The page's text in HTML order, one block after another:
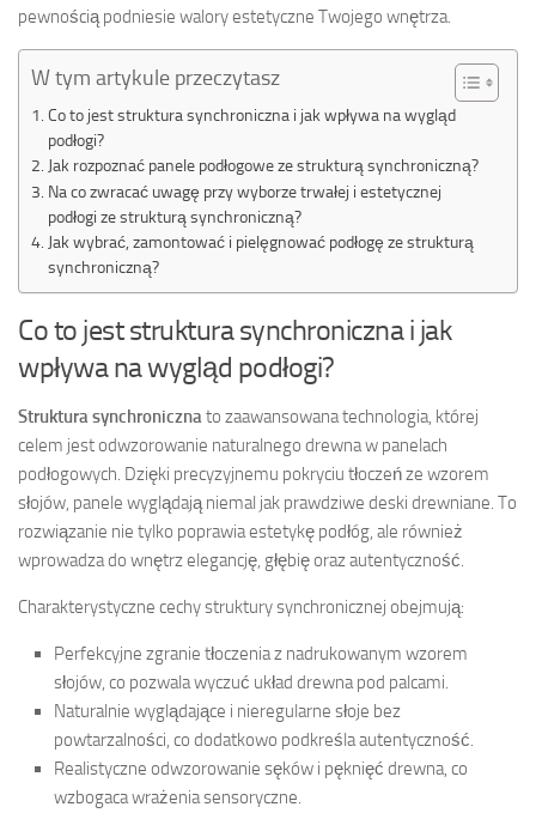
pewnością podniesie walory estetyczne Twojego wnętrza.
W tym artykule przeczytasz
Co to jest struktura synchroniczna i jak wpływa na wygląd
podłogi?
Jak rozpoznać panele podłogowe ze strukturą synchroniczną?
Na co zwracać uwagę przy wyborze trwałej i estetycznej
podłogi ze strukturą synchroniczną?
Jak wybrać, zamontować i pielęgnować podłogę ze strukturą
synchroniczną?
Co to jest struktura synchroniczna i jak
wpływa na wygląd podłogi?
Struktura synchroniczna to zaawansowana technologia, której
celem jest odwzorowanie naturalnego drewna w panelach
podłogowych. Dzięki precyzyjnemu pokryciu tłoczeń ze wzorem
słojów, panele wyglądają niemal jak prawdziwe deski drewniane. To
rozwiązanie nie tylko poprawia estetykę podłóg, ale również
wprowadza do wnętrz elegancję, głębię oraz autentyczność.
Charakterystyczne cechy struktury synchronicznej obejmują:
Perfekcyjne zgranie tłoczenia z nadrukowanym wzorem
słojów, co pozwala wyczuć układ drewna pod palcami.
Naturalnie wyglądające i nieregularne słoje bez
powtarzalności, co dodatkowo podkreśla autentyczność.
Realistyczne odwzorowanie sęków i pęknięć drewna, co
wzbogaca wrażenia sensoryczne.